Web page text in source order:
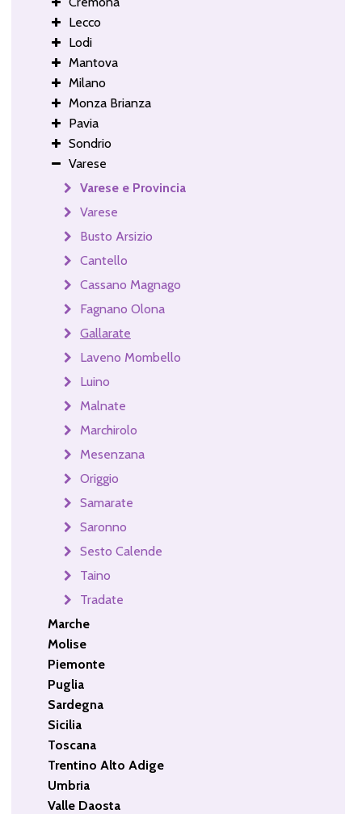
Lecco
Lodi
Mantova
Milano
Monza Brianza
Pavia
Sondrio
Varese
Varese e Provincia
Varese
Busto Arsizio
Cantello
Cassano Magnago
Fagnano Olona
Gallarate
Laveno Mombello
Luino
Malnate
Marchirolo
Mesenzana
Origgio
Samarate
Saronno
Sesto Calende
Taino
Tradate
Marche
Molise
Piemonte
Puglia
Sardegna
Sicilia
Toscana
Trentino Alto Adige
Umbria
Valle Daosta